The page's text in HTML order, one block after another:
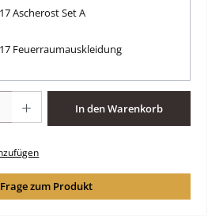
Ascherost Set A
Feuerraumauskleidung
In den Warenkorb
Frage zum Produkt